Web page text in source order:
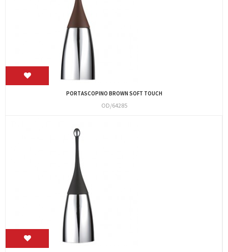
PORTASCOPINO BROWN SOFT TOUCH
OD/64285